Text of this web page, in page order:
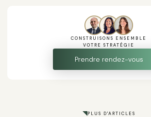
CONSTRUISONS ENSEMBLE
VOTRE STRATÉGIE
Prendre rendez-vous
PLUS D'ARTICLES